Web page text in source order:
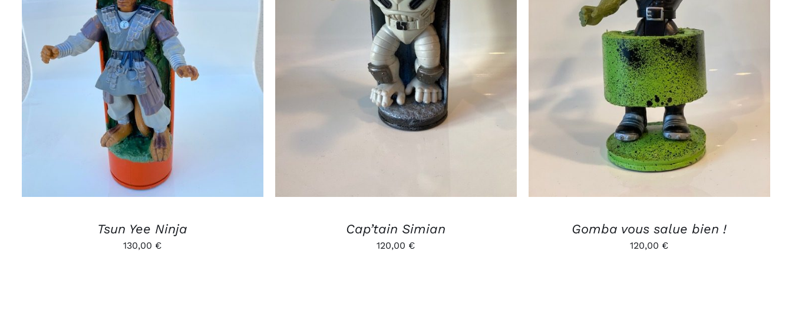
AJOUTER AU PANIER /
Tsun Yee Ninja
130,00 €
AJOUTER AU PANIER / APERÇU
Cap’tain Simian
120,00 €
AJOUTER AU PANIER / APERÇU
Gomba vous salue bien !
120,00 €